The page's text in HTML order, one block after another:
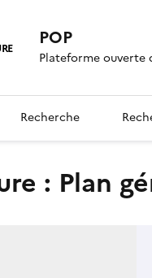
POP
Plateforme ouverte
Recherche
: Plan